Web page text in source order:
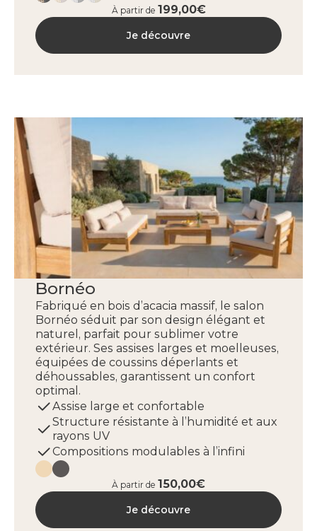
À partir de 199,00€
Je découvre
Bornéo
Fabriqué en bois d’acacia massif, le salon
Bornéo séduit par son design élégant et
naturel, parfait pour sublimer votre
extérieur. Ses assises larges et moelleuses,
équipées de coussins déperlants et
déhoussables, garantissent un confort
optimal.
Assise large et confortable
Structure résistante à l’humidité et aux
rayons UV
Compositions modulables à l’infini
À partir de 150,00€
Je découvre